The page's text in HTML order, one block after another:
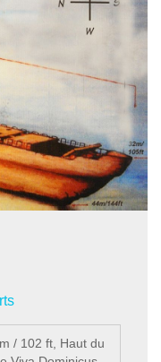
/ 102 ft, Haut du